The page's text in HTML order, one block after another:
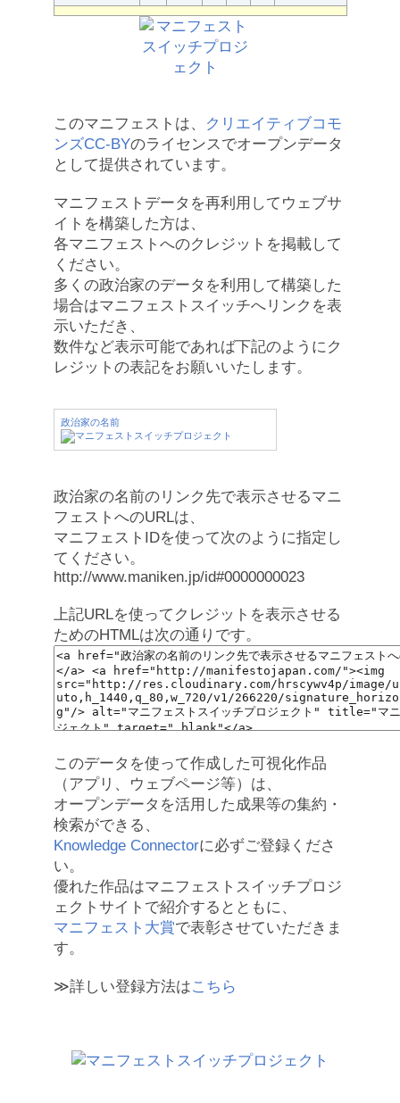
このマニフェストは、
クリエイティブコモ
ンズCC-BYのライセンスでオープンデータ
として提供されています。
マニフェストデータを再利用してウェブサ
イトを構築した方は、
各マニフェストへのクレジットを掲載して
ください。
多くの政治家のデータを利用して構築した
場合はマニフェストスイッチへリンクを表
示いただき、
数件など表示可能であれば下記のようにク
レジットの表記をお願いいたします。
政治家の名前
政治家の名前のリンク先で表示させるマニ
フェストへのURLは、
マニフェストIDを使って次のように指定し
てください。
http://www.maniken.jp/id#0000000023
上記URLを使ってクレジットを表示させる
ためのHTMLは次の通りです。
このデータを使って作成した可視化作品
（アプリ、ウェブページ等）は、
オープンデータを活用した成果等の集約・
検索ができる、
Knowledge Connectorに必ずご登録くださ
い。
優れた作品はマニフェストスイッチプロジ
ェクトサイトで紹介するとともに、
マニフェスト大賞で表彰させていただきま
す。
≫詳しい登録方法はこちら